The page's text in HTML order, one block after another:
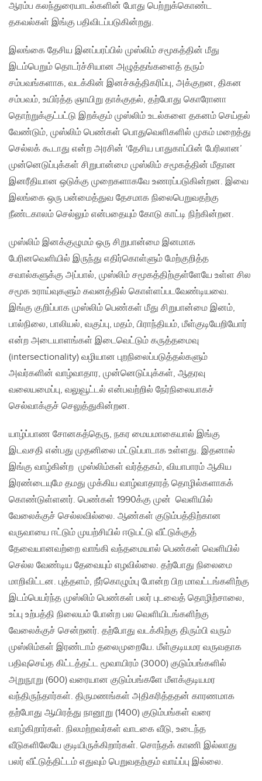
ஆரம்ப கலந்துரையாடல்களின் போது பெற்றுக்கொண்ட
தகவல்கள் இங்கு பதிவிடப்படுகின்றது.
இலங்கை தேசிய இனப்பரப்பில் முஸ்லிம் சமூகத்தின் மீது
இடம்பெறும் தொடர்ச்சியான அழுத்தங்களைத் தரும்
சம்பவங்களாக, வடக்கின் இனச்சுத்திகரிப்பு, அக்குறன, திகன
சம்பவம், உயிர்த்த ஞாயிறு தாக்குதல், தற்போது கொரோனா
தொற்றுக்குட்பட்டு இறக்கும் முஸ்லிம் உடல்களை தகனம் செய்தல்
வேண்டும், முஸ்லிம் பெண்கள் பொதுவெளிகளில் முகம் மறைத்து
செல்லக் கூடாது என்ற அரசின் ‘தேசிய பாதுகாப்பின் பேரிலான’
முன்னெடுப்புக்கள் சிறுபான்மை முஸ்லிம் சமூகத்தின் மீதான
இனரீதியான ஒடுக்கு முறைகளாகவே உணரப்படுகின்றன. இவை
இலங்கை ஒரு பன்மைத்துவ தேசமாக நிலைபெறுவதற்கு
நீண்டகாலம் செல்லும் என்பதையும் கோடு காட்டி நிற்கின்றன.
முஸ்லிம் இனக்குழுமம் ஒரு சிறுபான்மை இனமாக
பேரினவெளியில் இருந்து எதிர்கொள்ளும் மேற்குறித்த
சவால்களுக்கு அப்பால், முஸ்லிம் சமூகத்திற்குள்ளேயே உள்ள சில
சமூக உராய்வுகளும் கவனத்தில் கொள்ளப்படவேண்டியவை.
இங்கு குறிப்பாக முஸ்லிம் பெண்கள் மீது சிறுபான்மை இனம்,
பால்நிலை, பாலியல், வகுப்பு, மதம், பிராந்தியம், மீள்குடியேறியோர்
என்ற அடையாளங்கள் இடைவெட்டும் கருத்தமைவு
(intersectionality) வழியான புறநிலைப்படுத்தல்களும்
அவர்களின் வாழ்வாதார, முன்னெடுப்புக்கள், ஆதரவு
வலையமைப்பு, வலுவூட்டல் என்பவற்றில் நேர்நிலையாகச்
செல்வாக்குச் செலுத்துகின்றன.
யாழ்ப்பாண சோனகத்தெரு, நகர மையமாகையால் இங்கு
இடவசதி என்பது முதனிலை மட்டுப்பாடாக உள்ளது. இதனால்
இங்கு வாழ்கின்ற முஸ்லிம்கள் வர்த்தகம், வியாபாரம் ஆகிய
இரண்டையுமே தமது முக்கிய வாழ்வாதாரத் தொழில்களாகக்
கொண்டுள்ளனர். பெண்கள் 1990க்கு முன் வெளியில்
வேலைக்குச் செல்லவில்லை. ஆண்கள் குடும்பத்திற்கான
வருவாயை ஈட்டும் முயற்சியில் ஈடுபட்டு வீட்டுக்குத்
தேவையானவற்றை வாங்கி வந்தமையால் பெண்கள் வெளியில்
செல்ல வேண்டிய தேவையும் எழவில்லை. தற்போது நிலைமை
மாறிவிட்டன. புத்தளம், நீர்கொழும்பு போன்ற பிற மாவட்டங்களிற்கு
இடம்பெயர்ந்த முஸ்லிம் பெண்கள் பலர் புடவைத் தொழிற்சாலை,
உப்பு உற்பத்தி நிலையம் போன்ற பல வெளியிடங்களிற்கு
வேலைக்குச் சென்றனர். தற்போது வடக்கிற்கு திரும்பி வரும்
முஸ்லிம்கள் இரண்டாம் தலைமுறையே. மீள்குடியமர வருவதாக
பதிவுசெய்த கிட்டத்தட்ட மூவாயிரம் (3000) குடும்பங்களில்
அறுநூறு (600) வரையான குடும்பங்களே மீளக்குடியமர
வந்திருந்தார்கள். திருமணங்கள் அதிகரித்ததன் காரணமாக
தற்போது ஆயிரத்து நானூறு (1400) குடும்பங்கள் வரை
வாழ்கிறார்கள். நிலமற்றவர்கள் வாடகை வீடு, உடைந்த
வீடுகளிலேயே குடியிருக்கிறார்கள். சொந்தக் காணி இல்லாது
பலர் வீட்டுத்திட்டம் எதுவும் பெறுவதற்கும் வாய்ப்பு இல்லை.